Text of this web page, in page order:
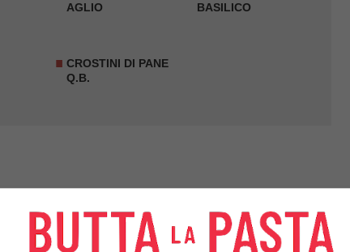
AGLIO
BASILICO
CROSTINI DI PANE
Q.B.
della buccia) ed i piselli
; cuocete queste 2